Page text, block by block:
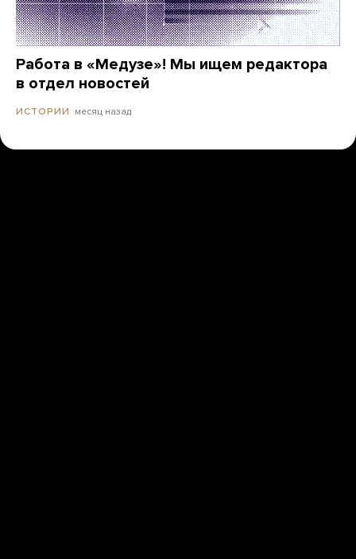
Работа в «Медузе»! Мы ищем редактора
в отдел новостей
ИСТОРИИ месяц назад